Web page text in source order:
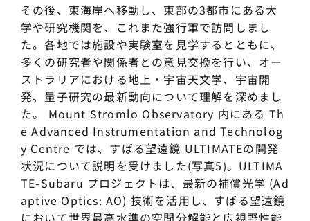
その後、東海岸へ移動し、東部の3都市にある大
学や研究機関を、これまた強行軍で訪問しまし
た。各地では施設や実験室を見学するとともに、
多くの研究者や関係者との意見交換を行い、オー
ストラリアにおける地上・宇宙天文学、宇宙開
発、量子研究の最新動向について理解を深めまし
た。 Mount Stromlo Observatory 内にある Th
e Advanced Instrumentation and Technolog
y Centre では、すばる望遠鏡 ULTIMATEの開発
状況について説明を受けました(写真5)。ULTIMA
TE-Subaru プロジェクトは、最新の補償光学 (Ad
aptive Optics: AO) 技術を活用し、すばる望遠鏡
において世界最高水準の空間分解能と広視野性能